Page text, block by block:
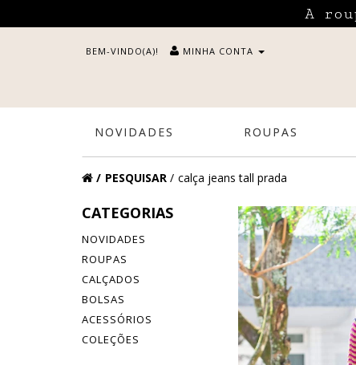
A
BEM-VINDO(A)! MINHA CONTA
NOVIDADES ROUPAS
PESQUISAR calça jeans tall prada
CATEGORIAS
NOVIDADES
ROUPAS
CALÇADOS
BOLSAS
ACESSÓRIOS
COLEÇÕES